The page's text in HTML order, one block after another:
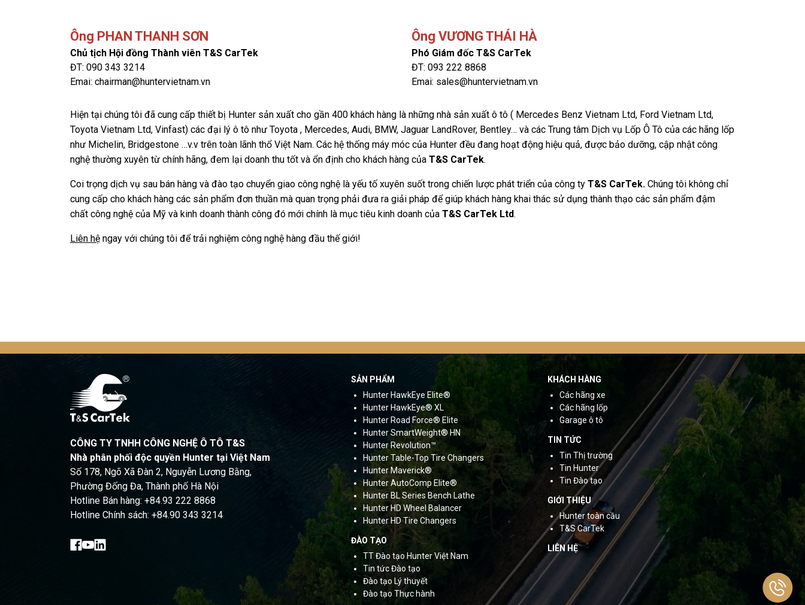
Ông PHAN THANH SƠN
Chủ tịch Hội đồng Thành viên T&S CarTek
ĐT: 090 343 3214
Emai: chairman@huntervietnam.vn
Ông VƯƠNG THÁI HÀ
Phó Giám đốc T&S CarTek
ĐT: 093 222 8868
Emai: sales@huntervietnam.vn
Hiện tại chúng tôi đã cung cấp thiết bị Hunter sản xuất cho gần 400 khách hàng là những nhà sản xuất ô tô ( Mercedes Benz Vietnam Ltd, Ford Vietnam Ltd,
Toyota Vietnam Ltd, Vinfast) các đại lý ô tô như Toyota , Mercedes, Audi, BMW, Jaguar LandRover, Bentley… và các Trung tâm Dịch vụ Lốp Ô Tô của các hãng lốp
như Michelin, Bridgestone …v.v trên toàn lãnh thổ Việt Nam. Các hệ thống máy móc của Hunter đều đang hoạt động hiệu quả, được bảo dưỡng, cập nhật công
nghệ thường xuyên từ chính hãng, đem lại doanh thu tốt và ổn định cho khách hàng của T&S CarTek.
Coi trọng dịch vụ sau bán hàng và đào tạo chuyển giao công nghệ là yếu tố xuyên suốt trong chiến lược phát triển của công ty T&S CarTek. Chúng tôi không chỉ
cung cấp cho khách hàng các sản phẩm đơn thuần mà quan trọng phải đưa ra giải pháp để giúp khách hàng khai thác sử dụng thành thạo các sản phẩm đậm
chất công nghệ của Mỹ và kinh doanh thành công đó mới chính là mục tiêu kinh doanh của T&S CarTek Ltd.
Liên hệ ngay với chúng tôi để trải nghiệm công nghệ hàng đầu thế giới!
CÔNG TY TNHH CÔNG NGHỆ Ô TÔ T&S
Nhà phân phối độc quyền Hunter tại Việt Nam
Số 178, Ngõ Xã Đàn 2, Nguyễn Lương Bằng,
Phường Đống Đa, Thành phố Hà Nội
Hotline Bán hàng: +84.93 222 8868
Hotline Chính sách: +84.90 343 3214
SẢN PHẨM
Hunter HawkEye Elite®
Hunter HawkEye® XL
Hunter Road Force® Elite
Hunter SmartWeight® HN
Hunter Revolution™
Hunter Table-Top Tire Changers
Hunter Maverick®
Hunter AutoComp Elite®
Hunter BL Series Bench Lathe
Hunter HD Wheel Balancer
Hunter HD Tire Changers
ĐÀO TẠO
TT Đào tạo Hunter Việt Nam
Tin tức Đào tạo
Đào tạo Lý thuyết
Đào tạo Thực hành
KHÁCH HÀNG
Các hãng xe
Các hãng lốp
Garage ô tô
TIN TỨC
Tin Thị trường
Tin Hunter
Tin Đào tạo
GIỚI THIỆU
Hunter toàn cầu
T&S CarTek
LIÊN HỆ